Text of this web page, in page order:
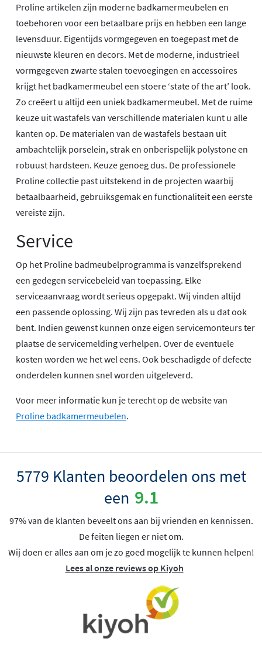
Proline artikelen zijn moderne badkamermeubelen en
toebehoren voor een betaalbare prijs en hebben een lange
levensduur. Eigentijds vormgegeven en toegepast met de
nieuwste kleuren en decors. Met de moderne, industrieel
vormgegeven zwarte stalen toevoegingen en accessoires
krijgt het badkamermeubel een stoere ‘state of the art’ look.
Zo creëert u altijd een uniek badkamermeubel. Met de ruime
keuze uit wastafels van verschillende materialen kunt u alle
kanten op. De materialen van de wastafels bestaan uit
ambachtelijk porselein, strak en onberispelijk polystone en
robuust hardsteen. Keuze genoeg dus. De professionele
Proline collectie past uitstekend in de projecten waarbij
betaalbaarheid, gebruiksgemak en functionaliteit een eerste
vereiste zijn.
Service
Op het Proline badmeubelprogramma is vanzelfsprekend
een gedegen servicebeleid van toepassing. Elke
serviceaanvraag wordt serieus opgepakt. Wij vinden altijd
een passende oplossing. Wij zijn pas tevreden als u dat ook
bent. Indien gewenst kunnen onze eigen servicemonteurs ter
plaatse de servicemelding verhelpen. Over de eventuele
kosten worden we het wel eens. Ook beschadigde of defecte
onderdelen kunnen snel worden uitgeleverd.
Voor meer informatie kun je terecht op de website van
Proline badkamermeubelen.
5779 Klanten beoordelen ons met
een 9.1
97% van de klanten beveelt ons aan bij vrienden en kennissen.
De feiten liegen er niet om.
Wij doen er alles aan om je zo goed mogelijk te kunnen helpen!
Lees al onze reviews op Kiyoh